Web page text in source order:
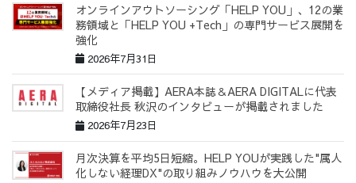
オンラインアウトソーシング「HELP YOU」、12の業
務領域と「HELP YOU +Tech」の専門サービス展開を
強化
2026年7月31日
【メディア掲載】AERA本誌＆AERA DIGITALに代表
取締役社長 秋沢のインタビューが掲載されました
2026年7月23日
月次決算を平均5日短縮。HELP YOUが実践した"属人
化しない経理DX"の取り組みノウハウを大公開